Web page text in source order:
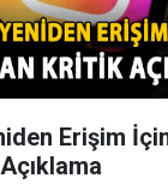
Erişim